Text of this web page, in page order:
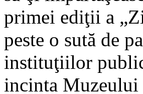
primei ediţii a
peste o sută de
instituţiilor
incinta Muzeului